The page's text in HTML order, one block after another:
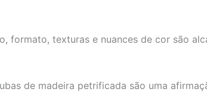
formato, texturas e nuances de cor são
de madeira petrificada são uma